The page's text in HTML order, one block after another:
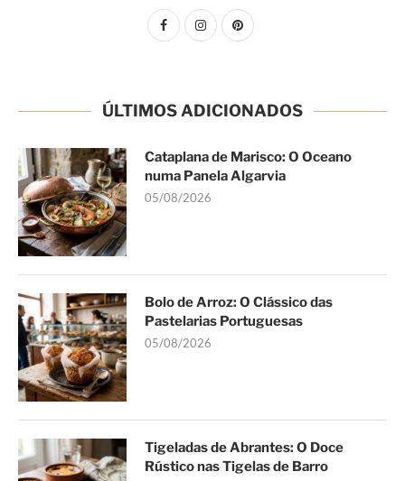
ÚLTIMOS ADICIONADOS
Cataplana de Marisco: O Oceano
numa Panela Algarvia
05/08/2026
Bolo de Arroz: O Clássico das
Pastelarias Portuguesas
05/08/2026
Tigeladas de Abrantes: O Doce
Rústico nas Tigelas de Barro